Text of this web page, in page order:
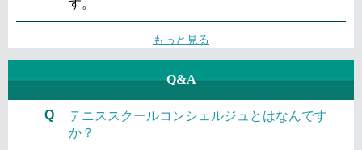
す。
もっと見る
Q&A
Q
テニススクールコンシェルジュとはなんです
か？